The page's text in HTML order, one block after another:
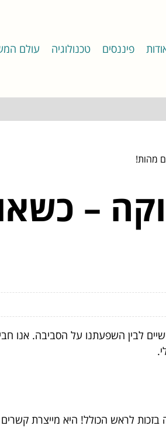
פיננסים טכנולוגיה עולם
מהות!
–
אישיים לבין השפעתנו על הסביבה.
לראש הכולל! היא מייצרת קשרים